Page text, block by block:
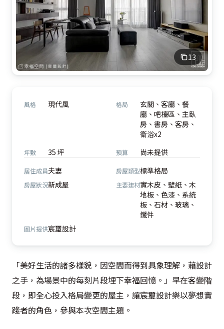
13
風格 現代風 格局
玄關、客廳、餐
廳、吧檯區、主臥
房、書房、客房、
衛浴x2
坪數 35 坪 預算 尚未提供
居住成員夫妻 房屋類型標準格局
房屋狀況新成屋 主要建材實木皮、壁紙、木
地板、色漆、系統
板、石材、玻璃、
鐵件
圖片提供宸璽設計
「美好生活的諸多樣貌，因空間而得到具象理解，藉設計
之手，為場景中的每刻片段埋下幸福回憶。」早在客變階
段，即全心投入格局變更的屋主，讓宸璽設計樂以夢想實
踐者的角色，參與本次空間主題。